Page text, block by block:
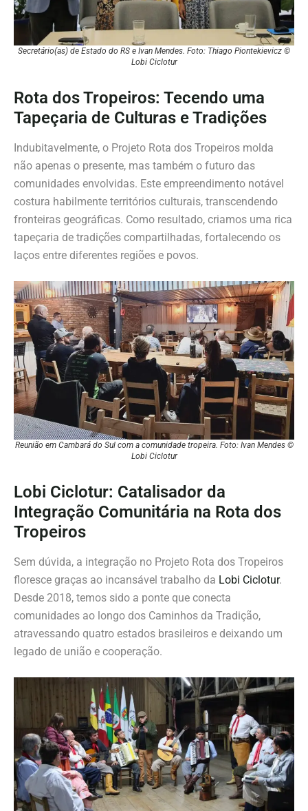
Secretário(as) de Estado do RS e Ivan Mendes. Foto: Thiago Piontekievicz ©
Lobi Ciclotur
Rota dos Tropeiros: Tecendo uma
Tapeçaria de Culturas e Tradições
Indubitavelmente, o Projeto Rota dos Tropeiros molda
não apenas o presente, mas também o futuro das
comunidades envolvidas. Este empreendimento notável
costura habilmente territórios culturais, transcendendo
fronteiras geográficas. Como resultado, criamos uma rica
tapeçaria de tradições compartilhadas, fortalecendo os
laços entre diferentes regiões e povos.
Reunião em Cambará do Sul com a comunidade tropeira. Foto: Ivan Mendes ©
Lobi Ciclotur
Lobi Ciclotur: Catalisador da
Integração Comunitária na Rota dos
Tropeiros
Sem dúvida, a integração no Projeto Rota dos Tropeiros
floresce graças ao incansável trabalho da Lobi Ciclotur.
Desde 2018, temos sido a ponte que conecta
comunidades ao longo dos Caminhos da Tradição,
atravessando quatro estados brasileiros e deixando um
legado de união e cooperação.